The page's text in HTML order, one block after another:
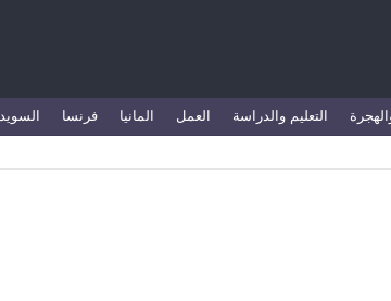
التعليم والدراسة العمل المانيا فرنسا السويد